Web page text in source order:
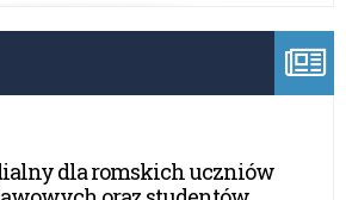
dla romskich uczniów